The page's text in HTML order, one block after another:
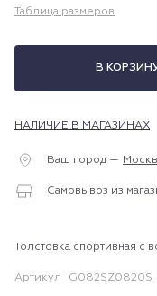
Таблица размеров
В
НАЛИЧИЕ В МАГАЗИНАХ
Ваш город —
Самовывоз из
Толстовка спортивная с
Артикул